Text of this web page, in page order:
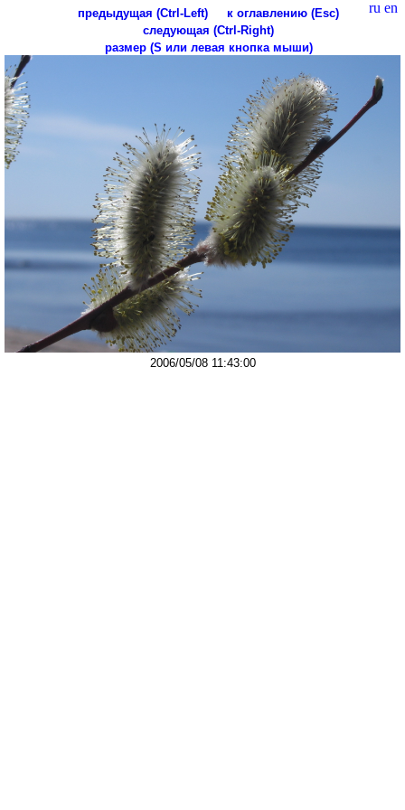
ru en
предыдущая (Ctrl-Left)
к оглавлению (Esc)
следующая (Ctrl-Right)
размер (S или левая кнопка мыши)
2006/05/08 11:43:00